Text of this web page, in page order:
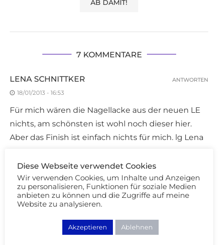
7 KOMMENTARE
LENA SCHNITTKER
18/01/2013 - 16:53
Für mich wären die Nagellacke aus der neuen LE
nichts, am schönsten ist wohl noch dieser hier.
Aber das Finish ist einfach nichts für mich. lg Lena
ANTWORTEN
SOOYOONA
18/01/2013 - 17:11
Die Farbe an sich würde mir sehr gut gefallen, nur
dieser leichte Glanz finde ich nicht so schön.
ANTWORTEN
Diese Webseite verwendet Cookies
Wir verwenden Cookies, um Inhalte und Anzeigen
zu personalisieren, Funktionen für soziale Medien
anbieten zu können und die Zugriffe auf meine
Website zu analysieren.
Akzeptieren Ablehnen